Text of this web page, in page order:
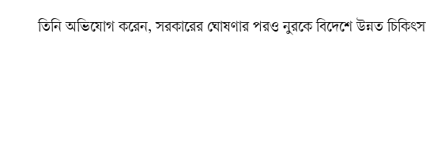
তিনি অভিযোগ করেন, সরকারের ঘোষণার পরও নুরকে বিদেশে উন্নত